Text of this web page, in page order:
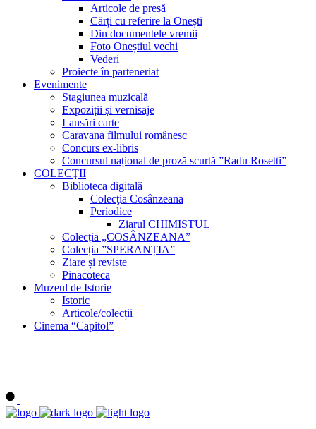
Articole de presă
Cărți cu referire la Onești
Din documentele vremii
Foto Oneștiul vechi
Vederi
Proiecte în parteneriat
Evenimente
Stagiunea muzicală
Expoziții și vernisaje
Lansări carte
Caravana filmului românesc
Concurs ex-libris
Concursul național de proză scurtă ”Radu Rosetti”
COLECŢII
Biblioteca digitală
Colecţia Cosânzeana
Periodice
Ziarul CHIMISTUL
Colecția „COSÂNZEANA”
Colecția ”SPERANȚIA”
Ziare și reviste
Pinacoteca
Muzeul de Istorie
Istoric
Articole/colecții
Cinema “Capitol”